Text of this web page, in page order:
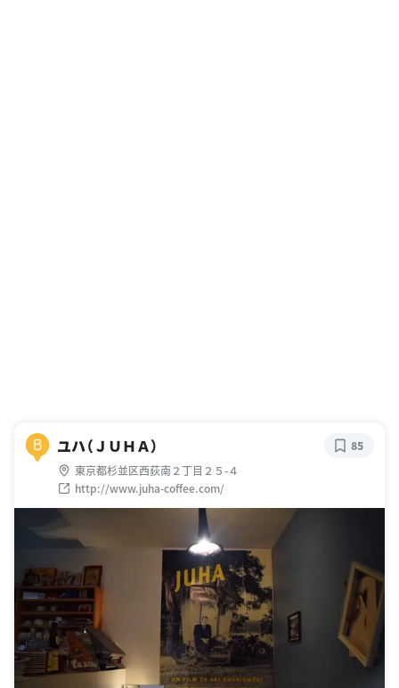
B ユハ（ＪＵＨＡ）
東京都杉並区西荻南２丁目２５-４
http://www.juha-coffee.com/
85